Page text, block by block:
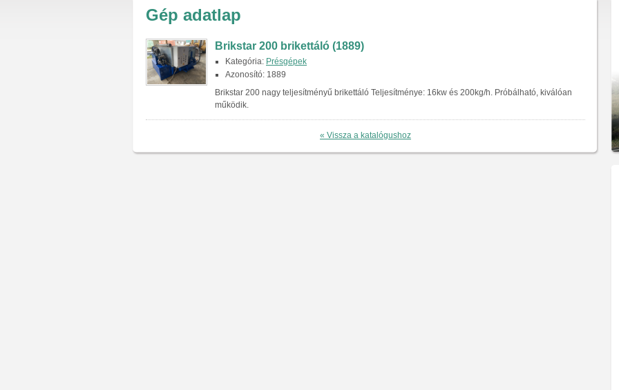
Gép adatlap
Brikstar 200 brikettáló (1889)
Kategória: Présgépek
Azonosító: 1889
Brikstar 200 nagy teljesítményű brikettáló Teljesítménye: 16kw és 200kg/h. Próbálható, kiválóan
működik.
« Vissza a katalógushoz